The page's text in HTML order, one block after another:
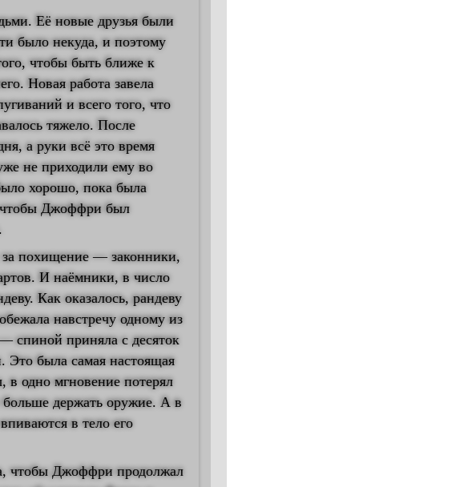
Её новые друзья были
было некуда, и поэтому
чтобы быть ближе к
Новая работа завела
и всего того, что
тяжело. После
а руки всё это время
не приходили ему во
хорошо, пока была
Джоффри был
похищение — законники,
И наёмники, в число
Как оказалось, рандеву
навстречу одному из
приняла с десяток
Это была самая настоящая
одно мгновение потерял
держать оружие. А в
в тело его
чтобы Джоффри продолжал